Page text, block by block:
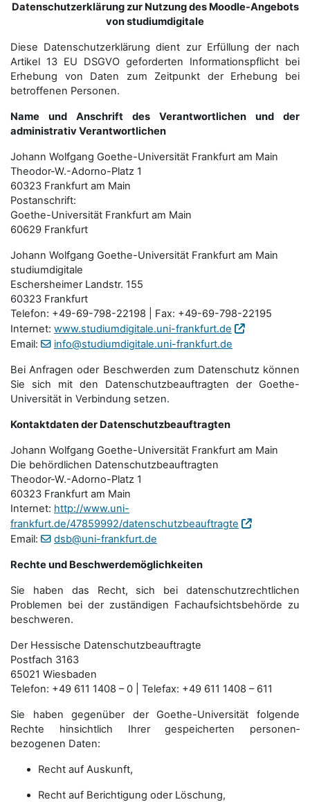
Datenschutzerklärung zur Nutzung des Moodle-Angebots
von studiumdigitale
Diese Datenschutzerklärung dient zur Erfüllung der nach
Artikel 13 EU DSGVO geforderten Informationspflicht bei
Erhebung von Daten zum Zeitpunkt der Erhebung bei
betroffenen Personen.
Name und Anschrift des Verantwortlichen und der
administrativ Verantwortlichen
Johann Wolfgang Goethe-Universität Frankfurt am Main
Theodor-W.-Adorno-Platz 1
60323 Frankfurt am Main
Postanschrift:
Goethe-Universität Frankfurt am Main
60629 Frankfurt
Johann Wolfgang Goethe-Universität Frankfurt am Main
studiumdigitale
Eschersheimer Landstr. 155
60323 Frankfurt
Telefon: +49-69-798-22198 | Fax: +49-69-798-22195
Internet: www.studiumdigitale.uni-frankfurt.de
Email:
info@studiumdigitale.uni-frankfurt.de
Bei Anfragen oder Beschwerden zum Datenschutz können
Sie sich mit den Datenschutz­beauftragten der Goethe-
Universität in Verbindung setzen.
Kontaktdaten der Datenschutzbeauftragten
Johann Wolfgang Goethe-Universität Frankfurt am Main
Die behördlichen Datenschutzbeauftragten
Theodor-W.-Adorno-Platz 1
60323 Frankfurt am Main
Internet: http://www.uni-
frankfurt.de/47859992/datenschutzbeauftragte
Email:
dsb@uni-frankfurt.de
Rechte und Beschwerdemöglichkeiten
Sie haben das Recht, sich bei datenschutzrechtlichen
Problemen bei der zuständigen Fachauf­sichts­behörde zu
beschweren.
Der Hessische Datenschutzbeauftragte
Postfach 3163
65021 Wiesbaden
Telefon: +49 611 1408 – 0 | Telefax: +49 611 1408 – 611
Sie haben gegenüber der Goethe-Universität folgende
Rechte hinsichtlich Ihrer gespeicherten personen­
bezogenen Daten:
Recht auf Auskunft,
Recht auf Berichtigung oder Löschung,